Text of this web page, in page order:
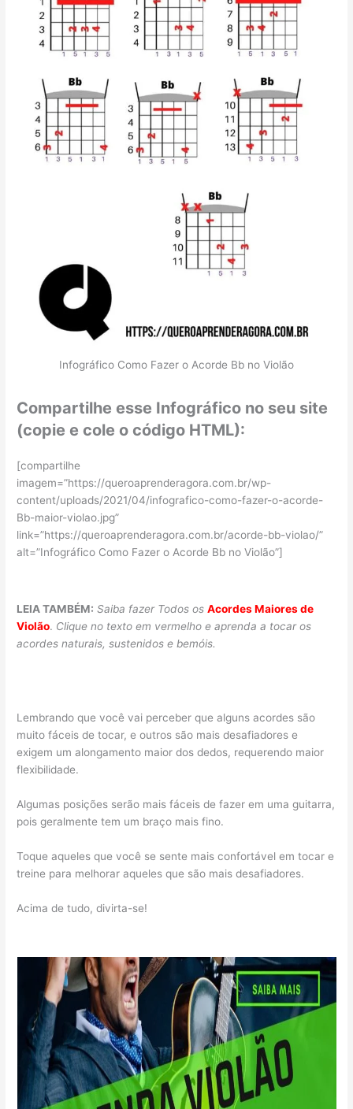
Infográfico Como Fazer o Acorde Bb no Violão
Compartilhe esse Infográfico no seu site
(copie e cole o código HTML):
[compartilhe
imagem=”https://queroaprenderagora.com.br/wp-
content/uploads/2021/04/infografico-como-fazer-o-acorde-
Bb-maior-violao.jpg”
link=”https://queroaprenderagora.com.br/acorde-bb-violao/”
alt=”Infográfico Como Fazer o Acorde Bb no Violão”]
LEIA TAMBÉM: Saiba fazer Todos os Acordes Maiores de
Violão. Clique no texto em vermelho e aprenda a tocar os
acordes naturais, sustenidos e bemóis.
Lembrando que você vai perceber que alguns acordes são
muito fáceis de tocar, e outros são mais desafiadores e
exigem um alongamento maior dos dedos, requerendo maior
flexibilidade.
Algumas posições serão mais fáceis de fazer em uma guitarra,
pois geralmente tem um braço mais fino.
Toque aqueles que você se sente mais confortável em tocar e
treine para melhorar aqueles que são mais desafiadores.
Acima de tudo, divirta-se!